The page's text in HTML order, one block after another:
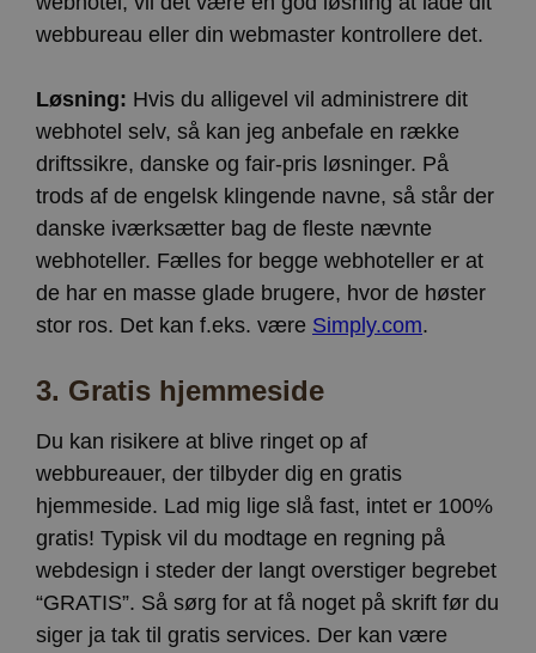
webbureau eller din webmaster kontrollere det.
Løsning: Hvis du alligevel vil administrere dit
webhotel selv, så kan jeg anbefale en række
driftssikre, danske og fair-pris løsninger. På
trods af de engelsk klingende navne, så står der
danske iværksætter bag de fleste nævnte
webhoteller. Fælles for begge webhoteller er at
de har en masse glade brugere, hvor de høster
stor ros. Det kan f.eks. være Simply.com.
3. Gratis hjemmeside
Du kan risikere at blive ringet op af
webbureauer, der tilbyder dig en gratis
hjemmeside. Lad mig lige slå fast, intet er 100%
gratis! Typisk vil du modtage en regning på
webdesign i steder der langt overstiger begrebet
“GRATIS”. Så sørg for at få noget på skrift før du
siger ja tak til gratis services. Der kan være